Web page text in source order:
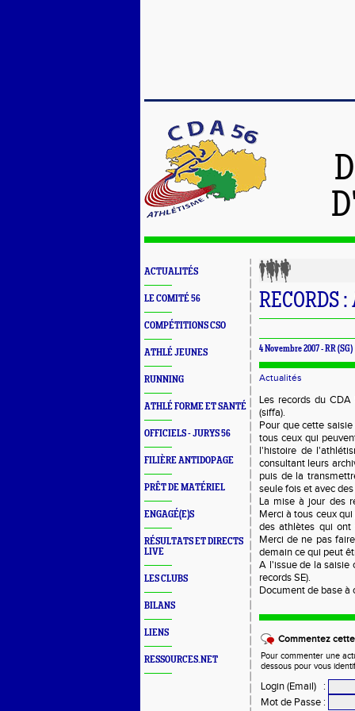
ACTUALITÉS
LE COMITÉ 56
COMPÉTITIONS CSO
ATHLÉ JEUNES
RUNNING
ATHLÉ FORME ET SANTÉ
OFFICIELS - JURYS 56
FILIÈRE ANTIDOPAGE
PRÊT DE MATÉRIEL
ENGAGÉ(E)S
RÉSULTATS ET DIRECTS
LIVE
LES CLUBS
BILANS
LIENS
RESSOURCES.NET
RECORDS
4 Novembre 2007 - RR (SG)
Actualités
Les records du
(siffa).
Pour que cette
tous ceux qui
l'histoire de
consultant leurs
puis de la
seule fois et avec
La mise à jour des
Merci à tous ceux
des athlètes qui ont
Merci de ne pas
demain ce qui peut
A l'issue de la saisie
records SE).
Document de base à
Commentez
Pour commenter une
dessous pour vous
Login (Email)
:
Mot de Passe :